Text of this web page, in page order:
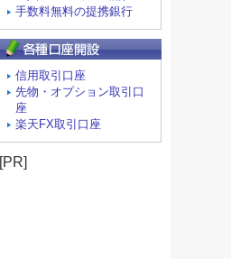
手数料無料の提携銀行
信用取引口座
先物・オプション取引口
座
楽天FX取引口座
[PR]